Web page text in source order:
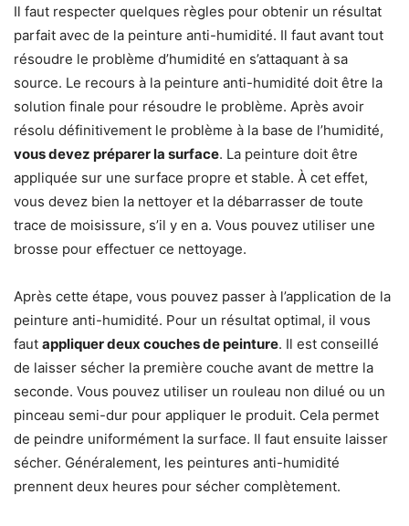
Il faut respecter quelques règles pour obtenir un résultat
parfait avec de la peinture anti-humidité. Il faut avant tout
résoudre le problème d’humidité en s’attaquant à sa
source. Le recours à la peinture anti-humidité doit être la
solution finale pour résoudre le problème. Après avoir
résolu définitivement le problème à la base de l’humidité,
vous devez préparer la surface. La peinture doit être
appliquée sur une surface propre et stable. À cet effet,
vous devez bien la nettoyer et la débarrasser de toute
trace de moisissure, s’il y en a. Vous pouvez utiliser une
brosse pour effectuer ce nettoyage.
Après cette étape, vous pouvez passer à l’application de la
peinture anti-humidité. Pour un résultat optimal, il vous
faut appliquer deux couches de peinture. Il est conseillé
de laisser sécher la première couche avant de mettre la
seconde. Vous pouvez utiliser un rouleau non dilué ou un
pinceau semi-dur pour appliquer le produit. Cela permet
de peindre uniformément la surface. Il faut ensuite laisser
sécher. Généralement, les peintures anti-humidité
prennent deux heures pour sécher complètement.